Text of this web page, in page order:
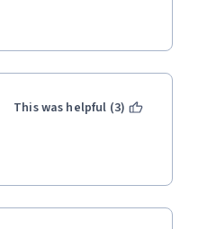
This was helpful (3)